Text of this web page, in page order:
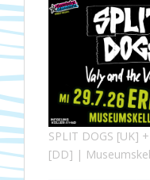
SPLIT DOGS [UK]
[DD] |